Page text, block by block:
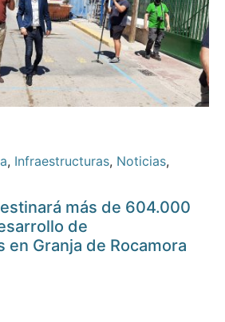
, Infraestructuras, Noticias,
más de 604.000
de
Granja de Rocamora